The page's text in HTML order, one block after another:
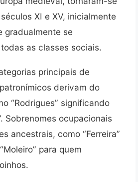
XI e XV, inicialmente
gradualmente se
as classes sociais.
principais de
derivam do
“Rodrigues” significando
Sobrenomes ocupacionais
ancestrais, como “Ferreira”
para quem